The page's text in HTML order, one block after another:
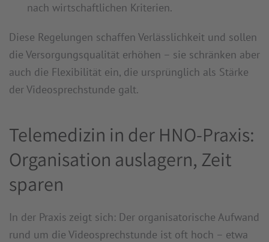
nach wirtschaftlichen Kriterien.
Diese Regelungen schaffen Verlässlichkeit und sollen
die Versorgungsqualität erhöhen – sie schränken aber
auch die Flexibilität ein, die ursprünglich als Stärke
der Videosprechstunde galt.
Telemedizin in der HNO-Praxis:
Organisation auslagern, Zeit
sparen
In der Praxis zeigt sich: Der organisatorische Aufwand
rund um die Videosprechstunde ist oft hoch – etwa